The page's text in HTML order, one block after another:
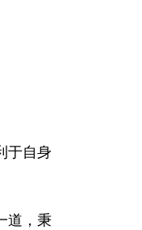
于自身
道，秉